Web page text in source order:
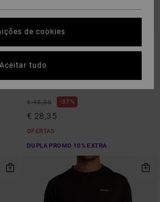
VA Sport Vent
€ 45,00 37%
€ 28,35
OFERTAS
DUPLA PROMO 10% EXTRA
de cookies
Aceitar tudo